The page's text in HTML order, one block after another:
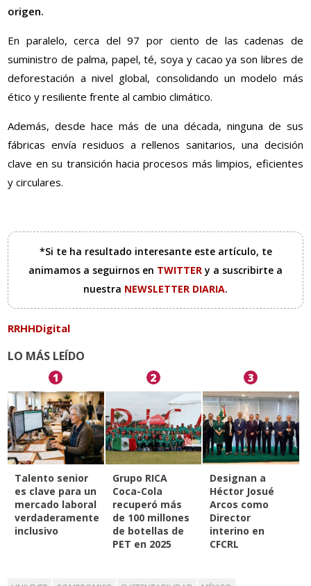
origen.
En paralelo, cerca del 97 por ciento de las cadenas de
suministro de palma, papel, té, soya y cacao ya son libres de
deforestación a nivel global, consolidando un modelo más
ético y resiliente frente al cambio climático.
Además, desde hace más de una década, ninguna de sus
fábricas envía residuos a rellenos sanitarios, una decisión
clave en su transición hacia procesos más limpios, eficientes
y circulares.
*Si te ha resultado interesante este artículo, te
animamos a seguirnos en TWITTERy a suscribirte a
nuestra NEWSLETTER DIARIA.
RRHHDigital
LO MÁS LEÍDO
1
Talento senior
es clave para un
mercado laboral
verdaderamente
inclusivo
2
Grupo RICA
Coca-Cola
recuperó más
de 100 millones
de botellas de
PET en 2025
3
Designan a
Héctor Josué
Arcos como
Director
interino en
CFCRL